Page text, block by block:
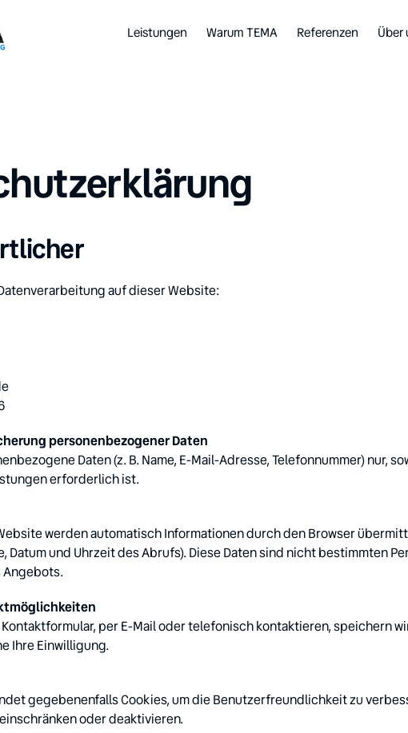
Leistungen Warum TEMA Referenzen Über
auf dieser Website:
Daten (z. B. Name, E-Mail-Adresse, Telefonnummer)
erforderlich ist.
werden automatisch Informationen durch den Browser
Datum und Uhrzeit des Abrufs). Diese Daten sind nicht bestimmten
Angebots.
Kontaktformular, per E-Mail oder telefonisch kontaktieren, speichern
Ihre Einwilligung.
gegebenenfalls Cookies, um die Benutzerfreundlichkeit zu
oder deaktivieren.